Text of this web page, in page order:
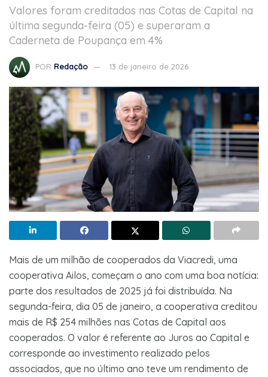
Valores foram creditados nas Cotas de Capital na
última segunda-feira (05) e superaram a
Caderneta de Poupança em 4%
POR Redação 13 de janeiro de 2026
Mais de um milhão de cooperados da Viacredi, uma
cooperativa Ailos, começam o ano com uma boa notícia:
parte dos resultados de 2025 já foi distribuída. Na
segunda-feira, dia 05 de janeiro, a cooperativa creditou
mais de R$ 254 milhões nas Cotas de Capital aos
cooperados. O valor é referente ao Juros ao Capital e
corresponde ao investimento realizado pelos
associados, que no último ano teve um rendimento de